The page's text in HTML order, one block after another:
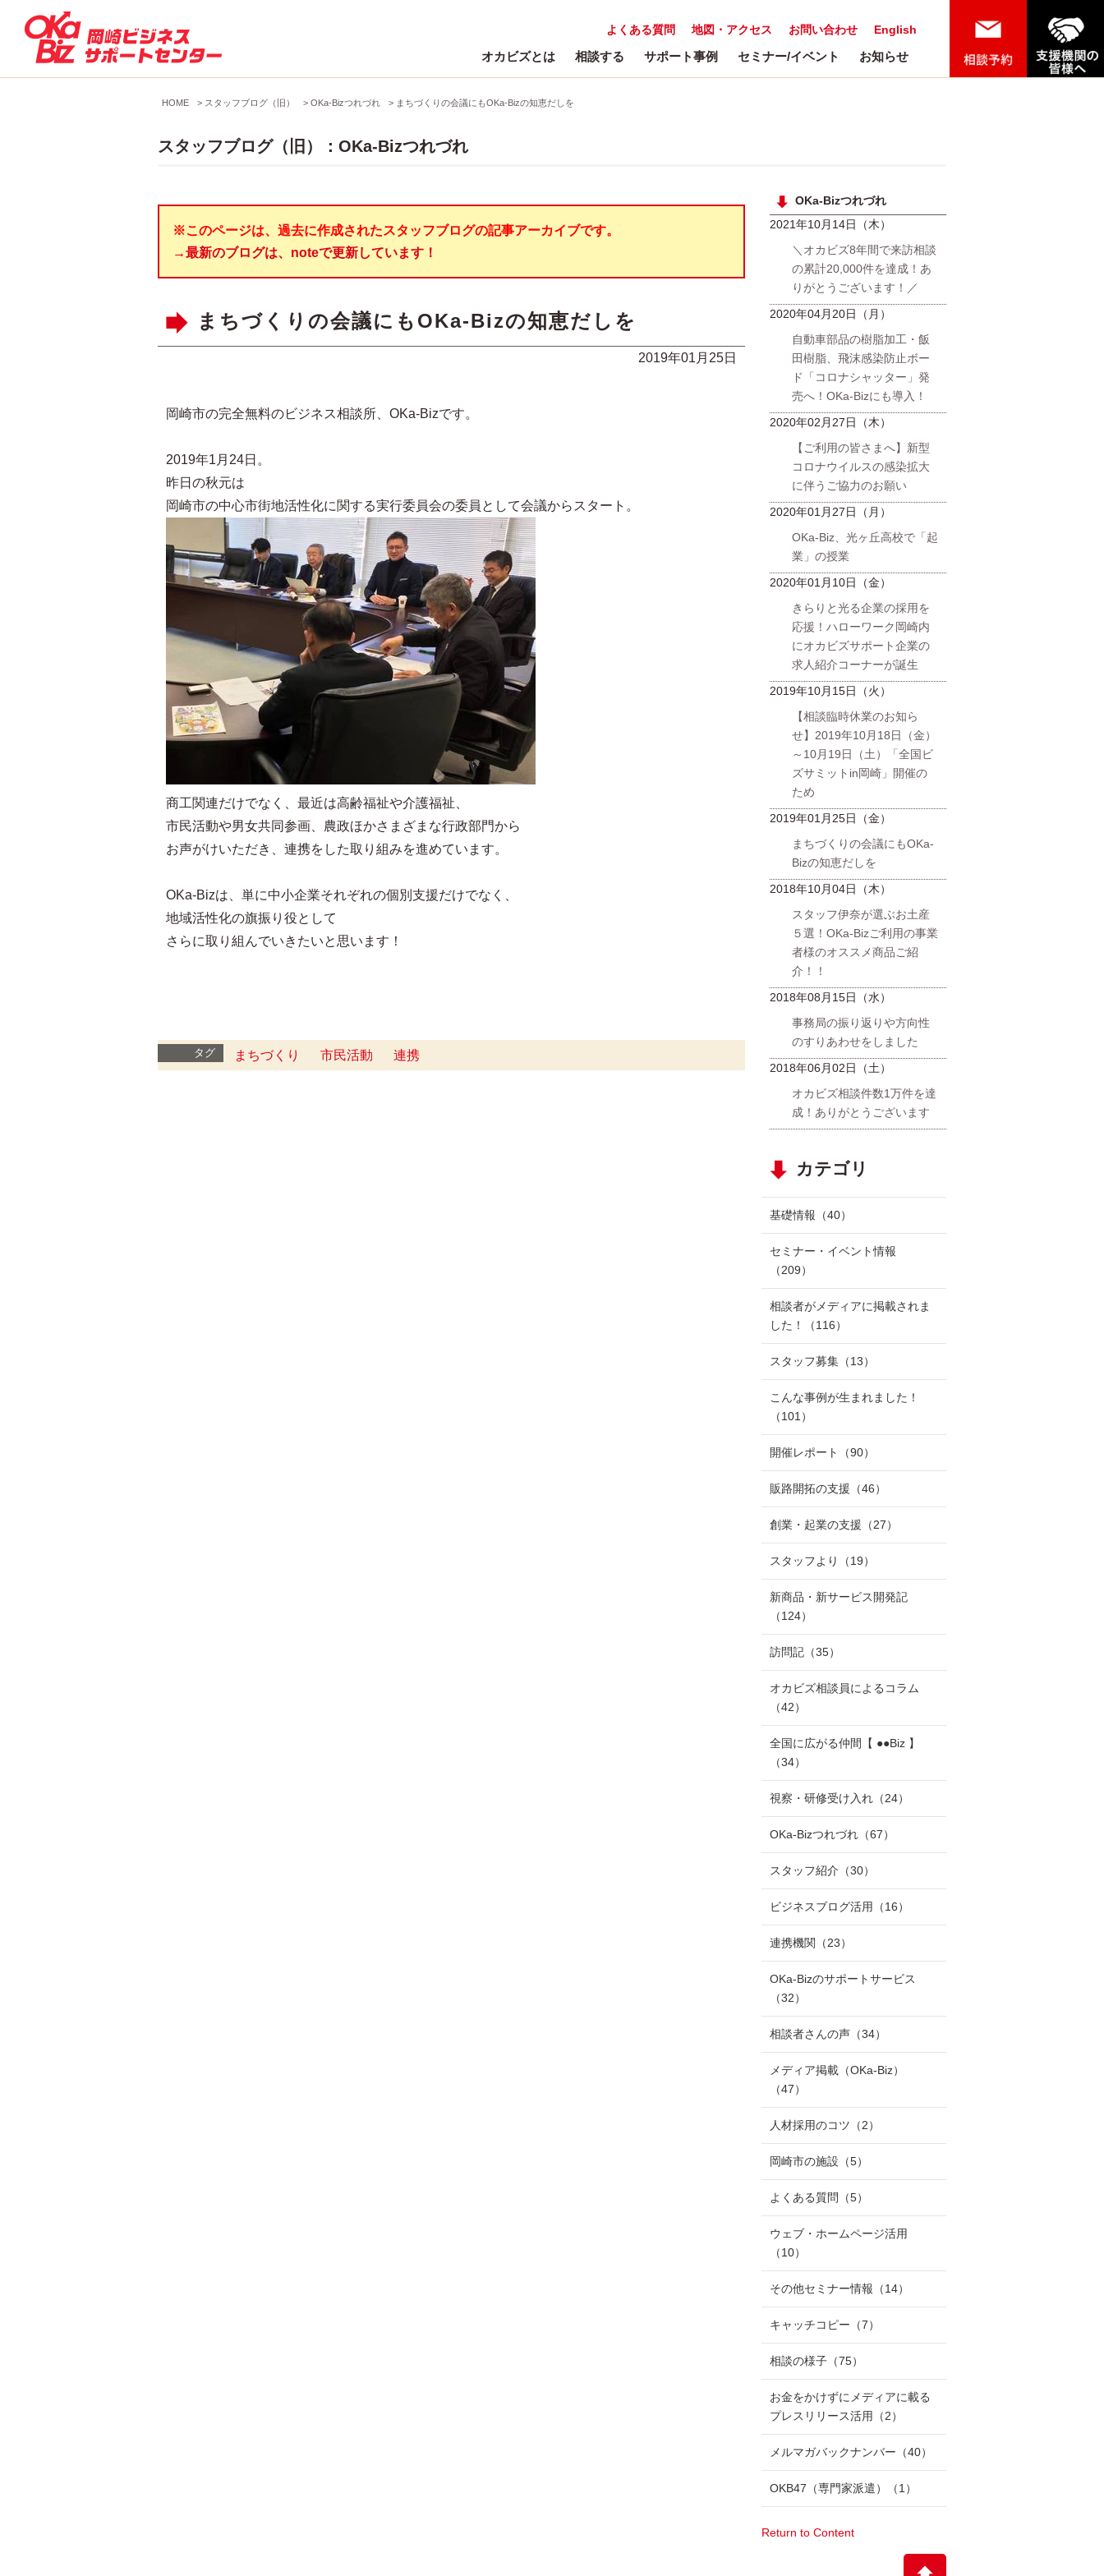
English
お問い合わせ
地図・アクセス
よくある質問
オカビズとは 相談する サポート事例 セミナー/イベント お知らせ
HOME > スタッフブログ（旧） > OKa-Bizつれづれ > まちづくりの会議にもOKa-Bizの知恵だしを
スタッフブログ（旧）：OKa-Bizつれづれ
※このページは、過去に作成されたスタッフブログの記事アーカイブです。
→最新のブログは、noteで更新しています！
まちづくりの会議にもOKa-Bizの知恵だしを
2019年01月25日
岡崎市の完全無料のビジネス相談所、OKa-Bizです。
2019年1月24日。
昨日の秋元は
岡崎市の中心市街地活性化に関する実行委員会の委員として会議からスタート。
商工関連だけでなく、最近は高齢福祉や介護福祉、
市民活動や男女共同参画、農政ほかさまざまな行政部門から
お声がけいただき、連携をした取り組みを進めています。
OKa-Bizは、単に中小企業それぞれの個別支援だけでなく、
地域活性化の旗振り役として
さらに取り組んでいきたいと思います！
タグ まちづくり 市民活動 連携
OKa-Bizつれづれ
2021年10月14日（木）
＼オカビズ8年間で来訪相談
の累計20,000件を達成！あ
りがとうございます！／
2020年04月20日（月）
自動車部品の樹脂加工・飯
田樹脂、飛沫感染防止ボー
ド「コロナシャッター」発
売へ！OKa-Bizにも導入！
2020年02月27日（木）
【ご利用の皆さまへ】新型
コロナウイルスの感染拡大
に伴うご協力のお願い
2020年01月27日（月）
OKa-Biz、光ヶ丘高校で「起
業」の授業
2020年01月10日（金）
きらりと光る企業の採用を
応援！ハローワーク岡崎内
にオカビズサポート企業の
求人紹介コーナーが誕生
2019年10月15日（火）
【相談臨時休業のお知ら
せ】2019年10月18日（金）
～10月19日（土）「全国ビ
ズサミットin岡崎」開催の
ため
2019年01月25日（金）
まちづくりの会議にもOKa-
Bizの知恵だしを
2018年10月04日（木）
スタッフ伊奈が選ぶお土産
５選！OKa-Bizご利用の事業
者様のオススメ商品ご紹
介！！
2018年08月15日（水）
事務局の振り返りや方向性
のすりあわせをしました
2018年06月02日（土）
オカビズ相談件数1万件を達
成！ありがとうございます
カテゴリ
基礎情報 （40）
セミナー・イベント情報
（209）
相談者がメディアに掲載されま
した！
（116）
スタッフ募集 （13）
こんな事例が生まれました！
（101）
開催レポート （90）
販路開拓の支援 （46）
創業・起業の支援 （27）
スタッフより （19）
新商品・新サービス開発記
（124）
訪問記 （35）
オカビズ相談員によるコラム
（42）
全国に広がる仲間【 ●●Biz 】
（34）
視察・研修受け入れ （24）
OKa-Bizつれづれ （67）
スタッフ紹介 （30）
ビジネスブログ活用 （16）
連携機関 （23）
OKa-Bizのサポートサービス
（32）
相談者さんの声 （34）
メディア掲載（OKa-Biz）
（47）
人材採用のコツ （2）
岡崎市の施設 （5）
よくある質問 （5）
ウェブ・ホームページ活用
（10）
その他セミナー情報 （14）
キャッチコピー （7）
相談の様子 （75）
お金をかけずにメディアに載る
プレスリリース活用
（2）
メルマガバックナンバー （40）
OKB47（専門家派遣） （1）
Return to Content